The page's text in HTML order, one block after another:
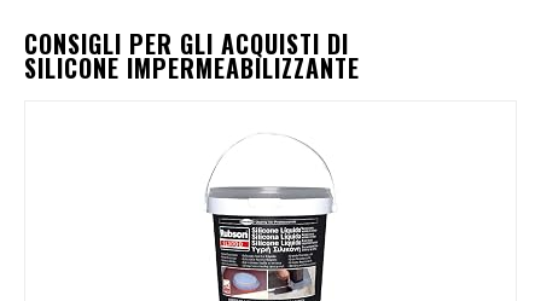
CONSIGLI PER GLI ACQUISTI DI
SILICONE IMPERMEABILIZZANTE